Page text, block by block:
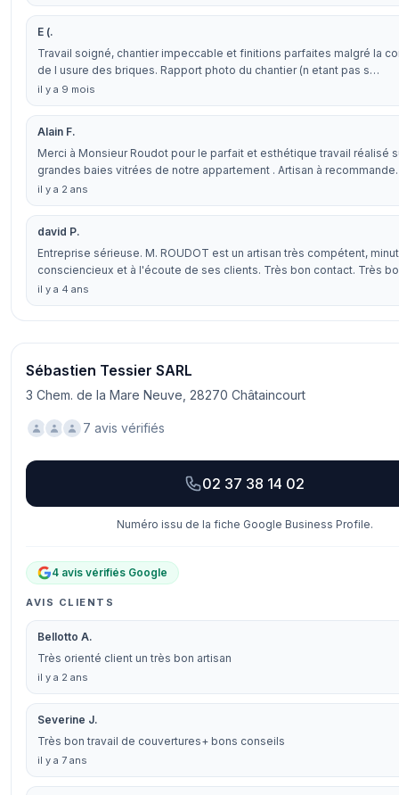
E (.
Travail soigné, chantier impeccable et finitions parfaites malgré la
de l usure des briques. Rapport photo du chantier (n etant pas s…
il y a 9 mois
Alain F.
Merci à Monsieur Roudot pour le parfait et esthétique travail réalisé
grandes baies vitrées de notre appartement . Artisan à
il y a 2 ans
david P.
Entreprise sérieuse. M. ROUDOT est un artisan très compétent,
consciencieux et à l'écoute de ses clients. Très bon contact. Très
il y a 4 ans
Sébastien Tessier SARL
3 Chem. de la Mare Neuve, 28270 Châtaincourt
7 avis vérifiés
02 37 38 14 02
Numéro issu de la fiche Google Business Profile.
4 avis vérifiés Google
AVIS CLIENTS
Bellotto A.
Très orienté client un très bon artisan
il y a 2 ans
Severine J.
Très bon travail de couvertures+ bons conseils
il y a 7 ans